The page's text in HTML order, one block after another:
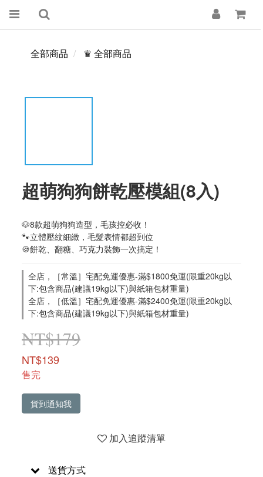
全部商品 ♛ 全部商品
超萌狗狗餅乾壓模組(8入)
🐶8款超萌狗狗造型，毛孩控必收！
🐾立體壓紋細緻，毛髮表情都超到位
🍪餅乾、翻糖、巧克力裝飾一次搞定！
全店，［常溫］宅配免運優惠-滿$1800免運(限重20kg以
下:包含商品(建議19kg以下)與紙箱包材重量)
全店，［低溫］宅配免運優惠-滿$2400免運(限重20kg以
下:包含商品(建議19kg以下)與紙箱包材重量)
NT$179
NT$139
售完
貨到通知我
加入追蹤清單
送貨方式